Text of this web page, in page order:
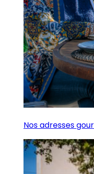
Nos adresses